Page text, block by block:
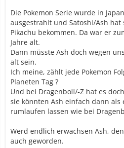
Die Pokemon Serie wurde in
ausgestrahlt und Satoshi/Ash hat
Pikachu bekommen. Da war er
Jahre alt.
Dann müsste Ash doch wegen
alt sein.
Ich meine, zählt jede Pokemon
Planeten Tag ?
Und bei Dragenboll/-Z hat es
sie könnten Ash einfach dann als
rumlaufen lassen wie bei
Werd endlich erwachsen Ash,
auch geworden.